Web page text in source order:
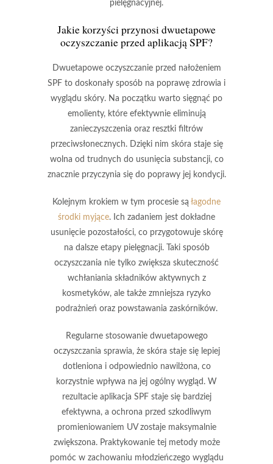
pielęgnacyjnej.
Jakie korzyści przynosi dwuetapowe
oczyszczanie przed aplikacją SPF?
Dwuetapowe oczyszczanieprzed nałożeniem
SPF to doskonały sposób na poprawę zdrowia i
wyglądu skóry. Na początku warto sięgnąć po
emolienty, które efektywnie eliminują
zanieczyszczenia oraz resztki filtrów
przeciwsłonecznych. Dzięki nim skóra staje się
wolna od trudnych do usunięcia substancji, co
znacznie przyczynia się do poprawy jej kondycji.
Kolejnym krokiem w tym procesie są łagodne
środki myjące. Ich zadaniem jest dokładne
usunięcie pozostałości, co przygotowuje skórę
na dalsze etapy pielęgnacji. Taki sposób
oczyszczania nie tylko zwiększa skuteczność
wchłaniania składników aktywnych z
kosmetyków, ale także zmniejsza ryzyko
podrażnień oraz powstawania zaskórników.
Regularne stosowanie dwuetapowego
oczyszczania sprawia, że skóra staje się lepiej
dotleniona i odpowiednio nawilżona, co
korzystnie wpływa na jej ogólny wygląd. W
rezultacie aplikacja SPF staje się bardziej
efektywna, a ochrona przed szkodliwym
promieniowaniem UVzostaje maksymalnie
zwiększona. Praktykowanie tej metody może
pomóc w zachowaniu młodzieńczego wyglądu